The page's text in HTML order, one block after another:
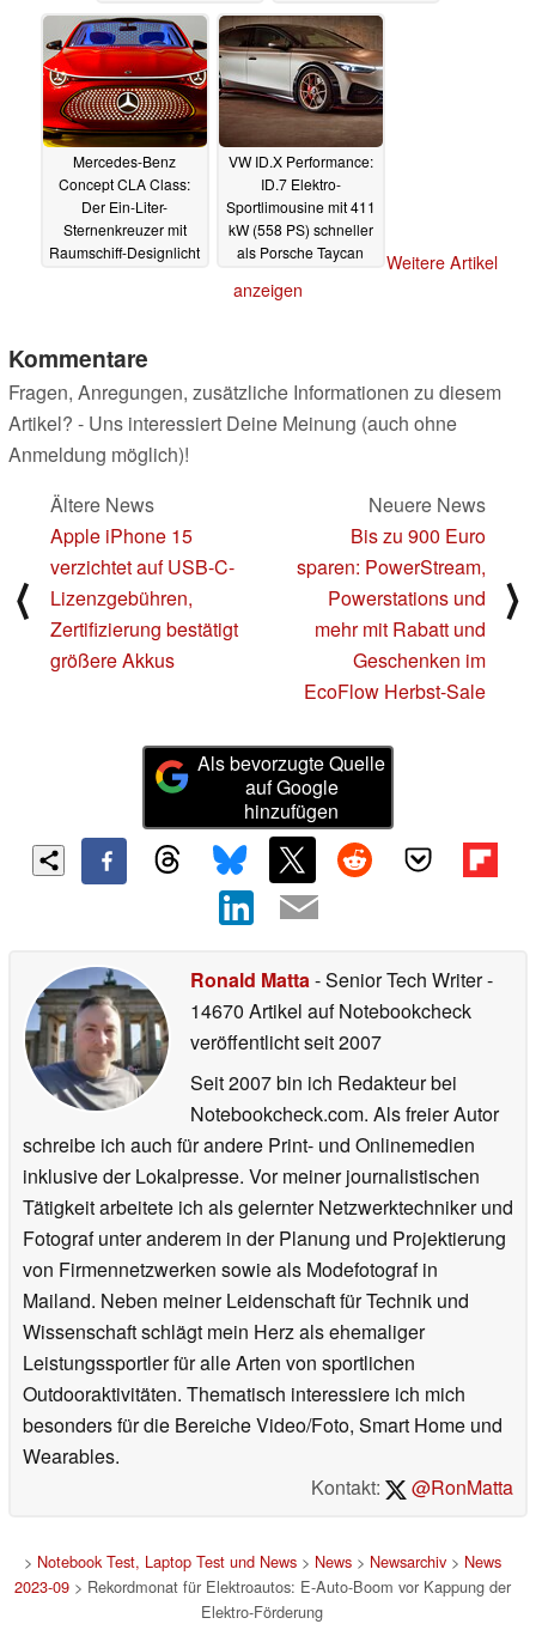
15.09.2023
Mercedes-Benz
Concept CLA Class:
Der Ein-Liter-
Sternenkreuzer mit
Raumschiff-Designlicht
VW ID.X Performance:
ID.7 Elektro-
Sportlimousine mit 411
kW (558 PS) schneller
als Porsche Taycan
11.09.2023
Weitere Artikel
anzeigen
Kommentare
Fragen, Anregungen, zusätzliche Informationen zu diesem
Artikel? - Uns interessiert Deine Meinung (auch ohne
Anmeldung möglich)!
⟨
Ältere News
Apple iPhone 15
verzichtet auf USB-C-
Lizenzgebühren,
Zertifizierung bestätigt
größere Akkus
Neuere News
Bis zu 900 Euro
sparen: PowerStream,
Powerstations und
mehr mit Rabatt und
Geschenken im
EcoFlow Herbst-Sale
⟩
Als bevorzugte Quelle
auf Google
hinzufügen
Ronald Matta- Senior Tech Writer-
14670 Artikel auf Notebookcheck
veröffentlichtseit 2007
Seit 2007 bin ich Redakteur bei
Notebookcheck.com. Als freier Autor
schreibe ich auch für andere Print- und Onlinemedien
inklusive der Lokalpresse. Vor meiner journalistischen
Tätigkeit arbeitete ich als gelernter Netzwerktechniker und
Fotograf unter anderem in der Planung und Projektierung
von Firmennetzwerken sowie als Modefotograf in
Mailand. Neben meiner Leidenschaft für Technik und
Wissenschaft schlägt mein Herz als ehemaliger
Leistungssportler für alle Arten von sportlichen
Outdooraktivitäten. Thematisch interessiere ich mich
besonders für die Bereiche Video/Foto, Smart Home und
Wearables.
Kontakt:
@RonMatta
> Notebook Test, Laptop Test und News> News> Newsarchiv> News
2023-09> Rekordmonat für Elektroautos: E-Auto-Boom vor Kappung der
Elektro-Förderung